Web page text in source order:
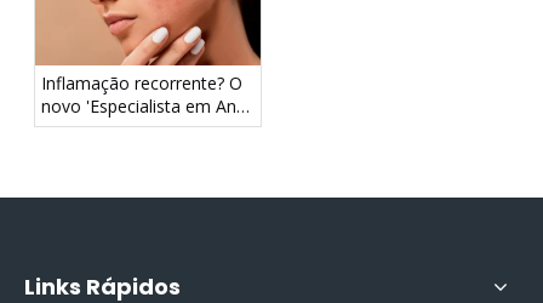
Inflamação recorrente? O
novo 'Especialista em Anti-
Inflamação' de Hony
Links Rápidos